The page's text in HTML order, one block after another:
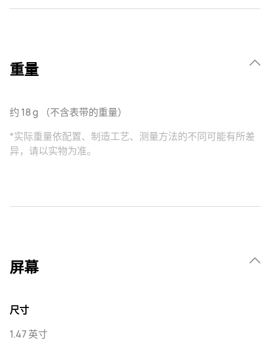
重量
约 18 g （不含表带的重量）
*实际重量依配置、制造工艺、测量方法的不同可能有所差
异，请以实物为准。
屏幕
尺寸
1.47 英寸